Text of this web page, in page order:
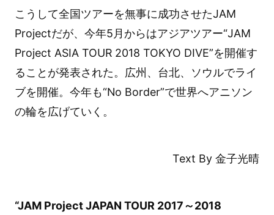
こうして全国ツアーを無事に成功させたJAM
Projectだが、今年5月からはアジアツアー“JAM
Project ASIA TOUR 2018 TOKYO DIVE”を開催す
ることが発表された。広州、台北、ソウルでライ
ブを開催。今年も“No Border”で世界へアニソン
の輪を広げていく。
Text By 金子光晴
“JAM Project JAPAN TOUR 2017～2018